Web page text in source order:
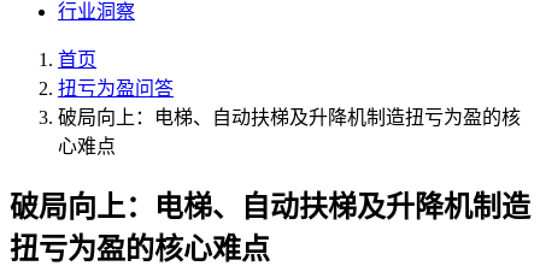
行业洞察
首页
扭亏为盈问答
破局向上：电梯、自动扶梯及升降机制造扭亏为盈的核
心难点
破局向上：电梯、自动扶梯及升降机制造
扭亏为盈的核心难点